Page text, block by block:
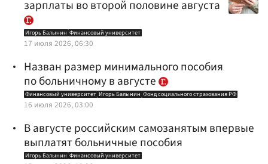
зарплаты во второй половине августа
Игорь Балынин Финансовый университет
17 июля 2026, 06:30
Назван размер минимального пособия
по больничному в августе
Финансовый университет Игорь Балынин Фонд социального страхования РФ
16 июля 2026, 03:00
В августе российским самозанятым впервые
выплатят больничные пособия
Игорь Балынин Финансовый университет